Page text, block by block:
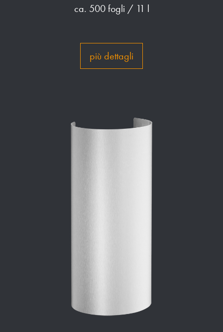
ca. 500 fogli / 11 l
più dettagli